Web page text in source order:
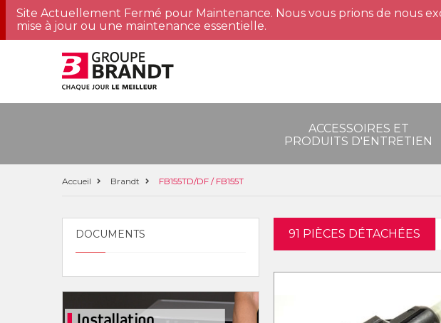
Site Actuellement Fermé pour Maintenance. Nous vous prions de nous
mise à jour ou une maintenance essentielle.
ACCESSOIRES ET
PRODUITS D'ENTRETIEN
Accueil Brandt FB155TD/DF / FB155T
DOCUMENTS 91 PIÈCES DÉTACHÉES